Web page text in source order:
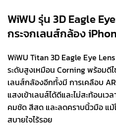
WiWU รุ่น 3D Eagle
กระจกเลนส์กล้อง
WiWU Titan 3D Eagle Eye
ระดับสูงเหมือน Corning พร้อม
เลนส์กล้องอีกทั้งมี การเคลือบ
แสงเข้าเลนส์ได้ดีและไม่สะท้อนเ
คมชัด สีสด และลดคราบนิ้วมือ แ
สบายใจไร้รอย